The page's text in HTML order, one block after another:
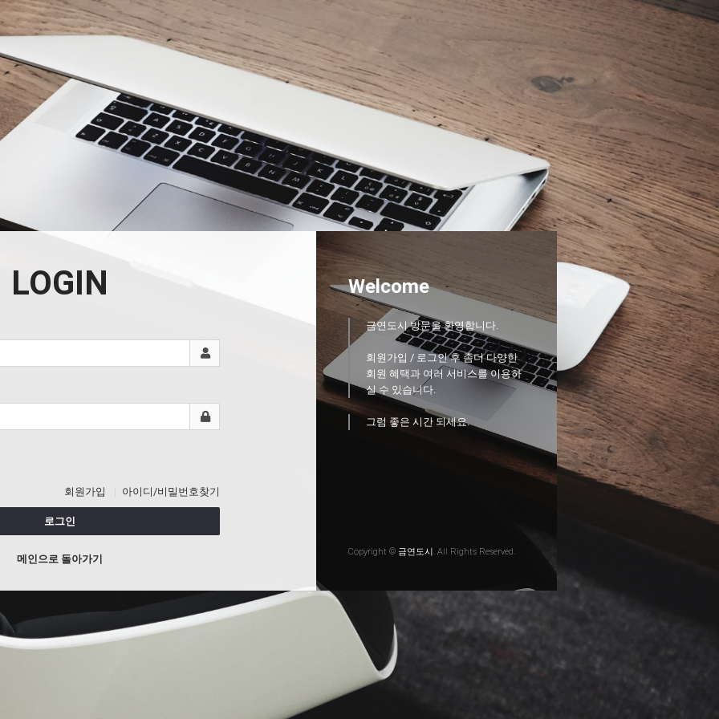
LOGIN
회원가입 아이디/비밀번호찾기
로그인
메인으로 돌아가기
Welcome
금연도시 방문을 환영합니다.
회원가입 / 로그인 후 좀더 다양한
회원 혜택과 여러 서비스를 이용하
실 수 있습니다.
그럼 좋은 시간 되세요.
Copyright © 금연도시. All Rights Reserved.